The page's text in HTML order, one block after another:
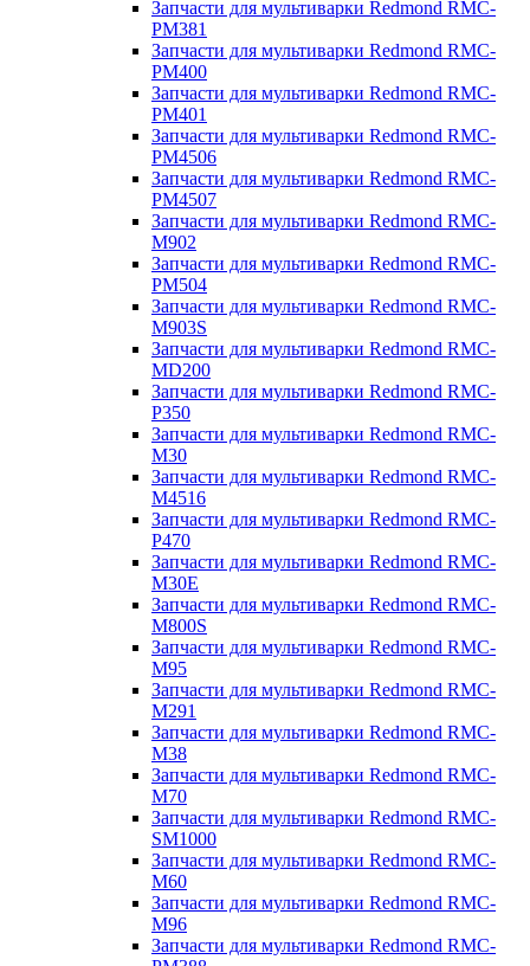
Запчасти для мультиварки Redmond RMC-
PM381
Запчасти для мультиварки Redmond RMC-
PM400
Запчасти для мультиварки Redmond RMC-
PM401
Запчасти для мультиварки Redmond RMC-
PM4506
Запчасти для мультиварки Redmond RMC-
PM4507
Запчасти для мультиварки Redmond RMC-
M902
Запчасти для мультиварки Redmond RMC-
PM504
Запчасти для мультиварки Redmond RMC-
M903S
Запчасти для мультиварки Redmond RMC-
MD200
Запчасти для мультиварки Redmond RMC-
P350
Запчасти для мультиварки Redmond RMC-
M30
Запчасти для мультиварки Redmond RMC-
M4516
Запчасти для мультиварки Redmond RMC-
P470
Запчасти для мультиварки Redmond RMC-
M30E
Запчасти для мультиварки Redmond RMC-
M800S
Запчасти для мультиварки Redmond RMC-
M95
Запчасти для мультиварки Redmond RMC-
M291
Запчасти для мультиварки Redmond RMC-
M38
Запчасти для мультиварки Redmond RMC-
M70
Запчасти для мультиварки Redmond RMC-
SM1000
Запчасти для мультиварки Redmond RMC-
M60
Запчасти для мультиварки Redmond RMC-
M96
Запчасти для мультиварки Redmond RMC-